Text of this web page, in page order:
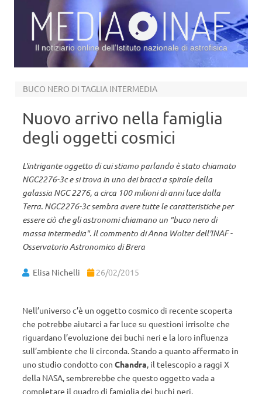
Il notiziario online dell’Istituto nazionale di astrofisica
BUCO NERO DI TAGLIA INTERMEDIA
Nuovo arrivo nella famiglia
degli oggetti cosmici
L'intrigante oggetto di cui stiamo parlando è stato chiamato
NGC2276-3c e si trova in uno dei bracci a spirale della
galassia NGC 2276, a circa 100 milioni di anni luce dalla
Terra. NGC2276-3c sembra avere tutte le caratteristiche per
essere ciò che gli astronomi chiamano un "buco nero di
massa intermedia". Il commento di Anna Wolter dell'INAF -
Osservatorio Astronomico di Brera
Elisa Nichelli 26/02/2015
Nell’universo c’è un oggetto cosmico di recente scoperta
che potrebbe aiutarci a far luce su questioni irrisolte che
riguardano l’evoluzione dei buchi neri e la loro influenza
sull’ambiente che li circonda. Stando a quanto affermato in
uno studio condotto con Chandra, il telescopio a raggi X
della NASA, sembrerebbe che questo oggetto vada a
completare il quadro di famiglia dei buchi neri.